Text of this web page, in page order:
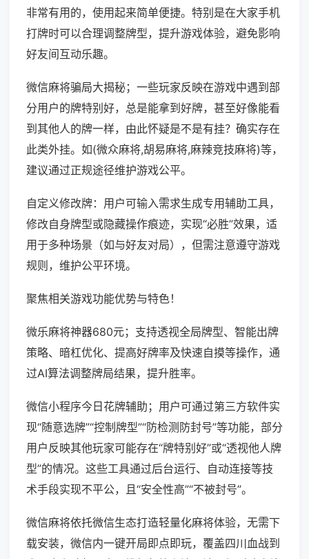
非常有用的，使用起来简单便捷。特别是在大家手机
打牌时可以合理调整牌型，提升游戏体验，避免影响
好友间互动乐趣。
微信麻将骗局大揭秘；一些玩家反映在游戏中遇到部
分用户的牌特别好，总是能拿到好牌，甚至好像能看
到其他人的牌一样，由此怀疑是不是有挂？确实存在
此类外挂。如(微众麻将,胡易麻将,麻辣竞技麻将)等，
建议通过正规途径维护游戏公平。
自定义修改牌：用户可输入需求生成专用辅助工具，
修改自身牌型或隐藏操作痕迹，实现“必胜”效果，适
用于多种场景（如与好友对局），但需注意遵守游戏
规则，维护公平环境。
聚焦相关游戏功能优势与特色！
微乐麻将神器680元；支持透视全局牌型、智能出牌
策略、暗杠优化、提高好牌率及快速自摸等操作，通
过AI算法调整牌局结果，提升胜率。
微信小程序今日花牌辅助；用户可通过第三方软件实
现“随意选牌”“控制牌型”“防检测防封号”等功能，部分
用户反映其他玩家可能存在“牌特别好”或“透视他人牌
型”的情况。这些工具通过后台运行、自动连接等技
术手段实现不平公，且“安全性高”“不被封号”。
微信麻将依托微信生态打造轻量化麻将体验，无需下
载安装，微信内一键开局即点即玩，覆盖四川血战到